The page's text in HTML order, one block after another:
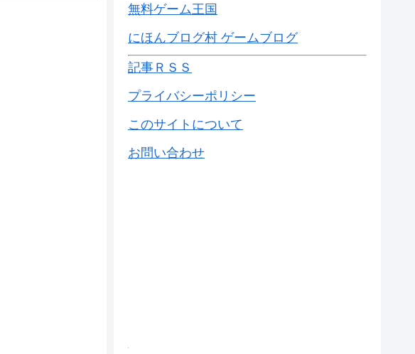
無料ゲーム王国
にほんブログ村 ゲームブログ
記事ＲＳＳ
プライバシーポリシー
このサイトについて
お問い合わせ